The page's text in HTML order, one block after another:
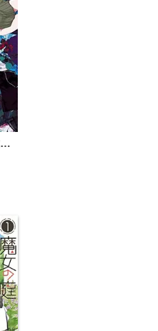
ヒメゴト～十九歳の制服～